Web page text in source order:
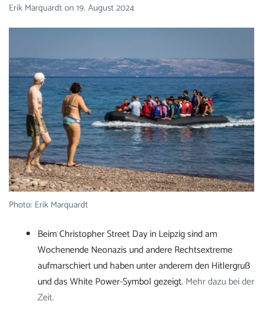
Erik Marquardton 19. August 2024
Photo: Erik Marquardt
Beim Christopher Street Day in Leipzig sind am
Wochenende Neonazis und andere Rechtsextreme
aufmarschiert und haben unter anderem den Hitlergruß
und das White Power-Symbol gezeigt. Mehr dazu bei der
Zeit.